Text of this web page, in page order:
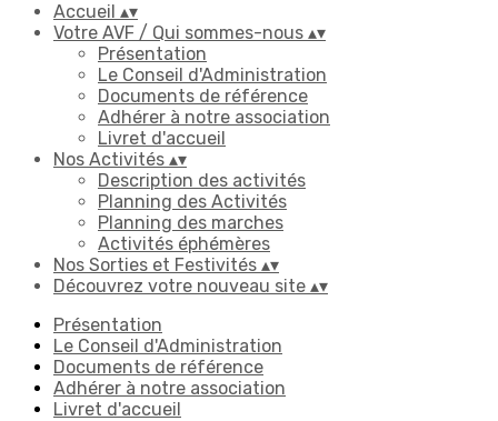
Accueil ▴▾
Votre AVF / Qui sommes-nous ▴▾
Présentation
Le Conseil d'Administration
Documents de référence
Adhérer à notre association
Livret d'accueil
Nos Activités ▴▾
Description des activités
Planning des Activités
Planning des marches
Activités éphémères
Nos Sorties et Festivités ▴▾
Découvrez votre nouveau site ▴▾
Présentation
Le Conseil d'Administration
Documents de référence
Adhérer à notre association
Livret d'accueil